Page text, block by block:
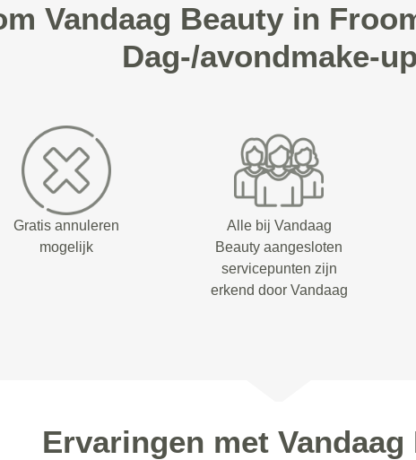
Vandaag Beauty in
Dag-/avondmake-
Gratis annuleren
mogelijk
Alle bij Vandaag
Beauty aangesloten
servicepunten zijn
erkend door Vandaag
Ervaringen met Vandaag